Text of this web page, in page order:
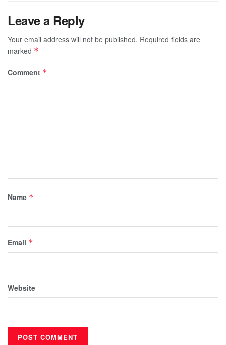
Leave a Reply
Your email address will not be published. Required fields are
marked *
Comment *
Name *
Email *
Website